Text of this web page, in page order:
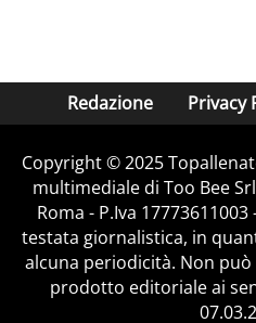
Redazione Privacy
Copyright © 2025
multimediale di Too Bee
Roma - P.Iva
testata giornalistica, in
alcuna periodicità. Non
prodotto editoriale ai